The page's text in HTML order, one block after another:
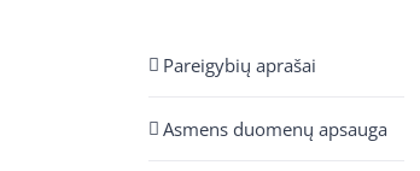
Pareigybių aprašai
Asmens duomenų apsauga